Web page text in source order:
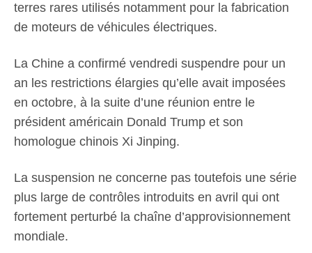
terres rares utilisés notamment pour la fabrication
de moteurs de véhicules électriques.
La Chine a confirmé vendredi suspendre pour un
an les restrictions élargies qu’elle avait imposées
en octobre, à la suite d’une réunion entre le
président américain Donald Trump et son
homologue chinois Xi Jinping.
La suspension ne concerne pas toutefois une série
plus large de contrôles introduits en avril qui ont
fortement perturbé la chaîne d’approvisionnement
mondiale.